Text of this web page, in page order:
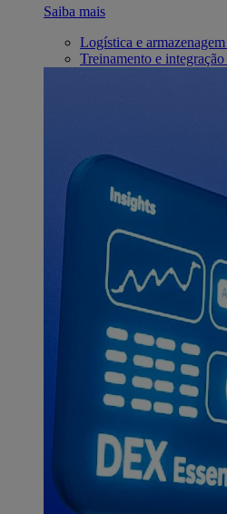
Saiba mais
Logística e armazenagem
Treinamento e integração